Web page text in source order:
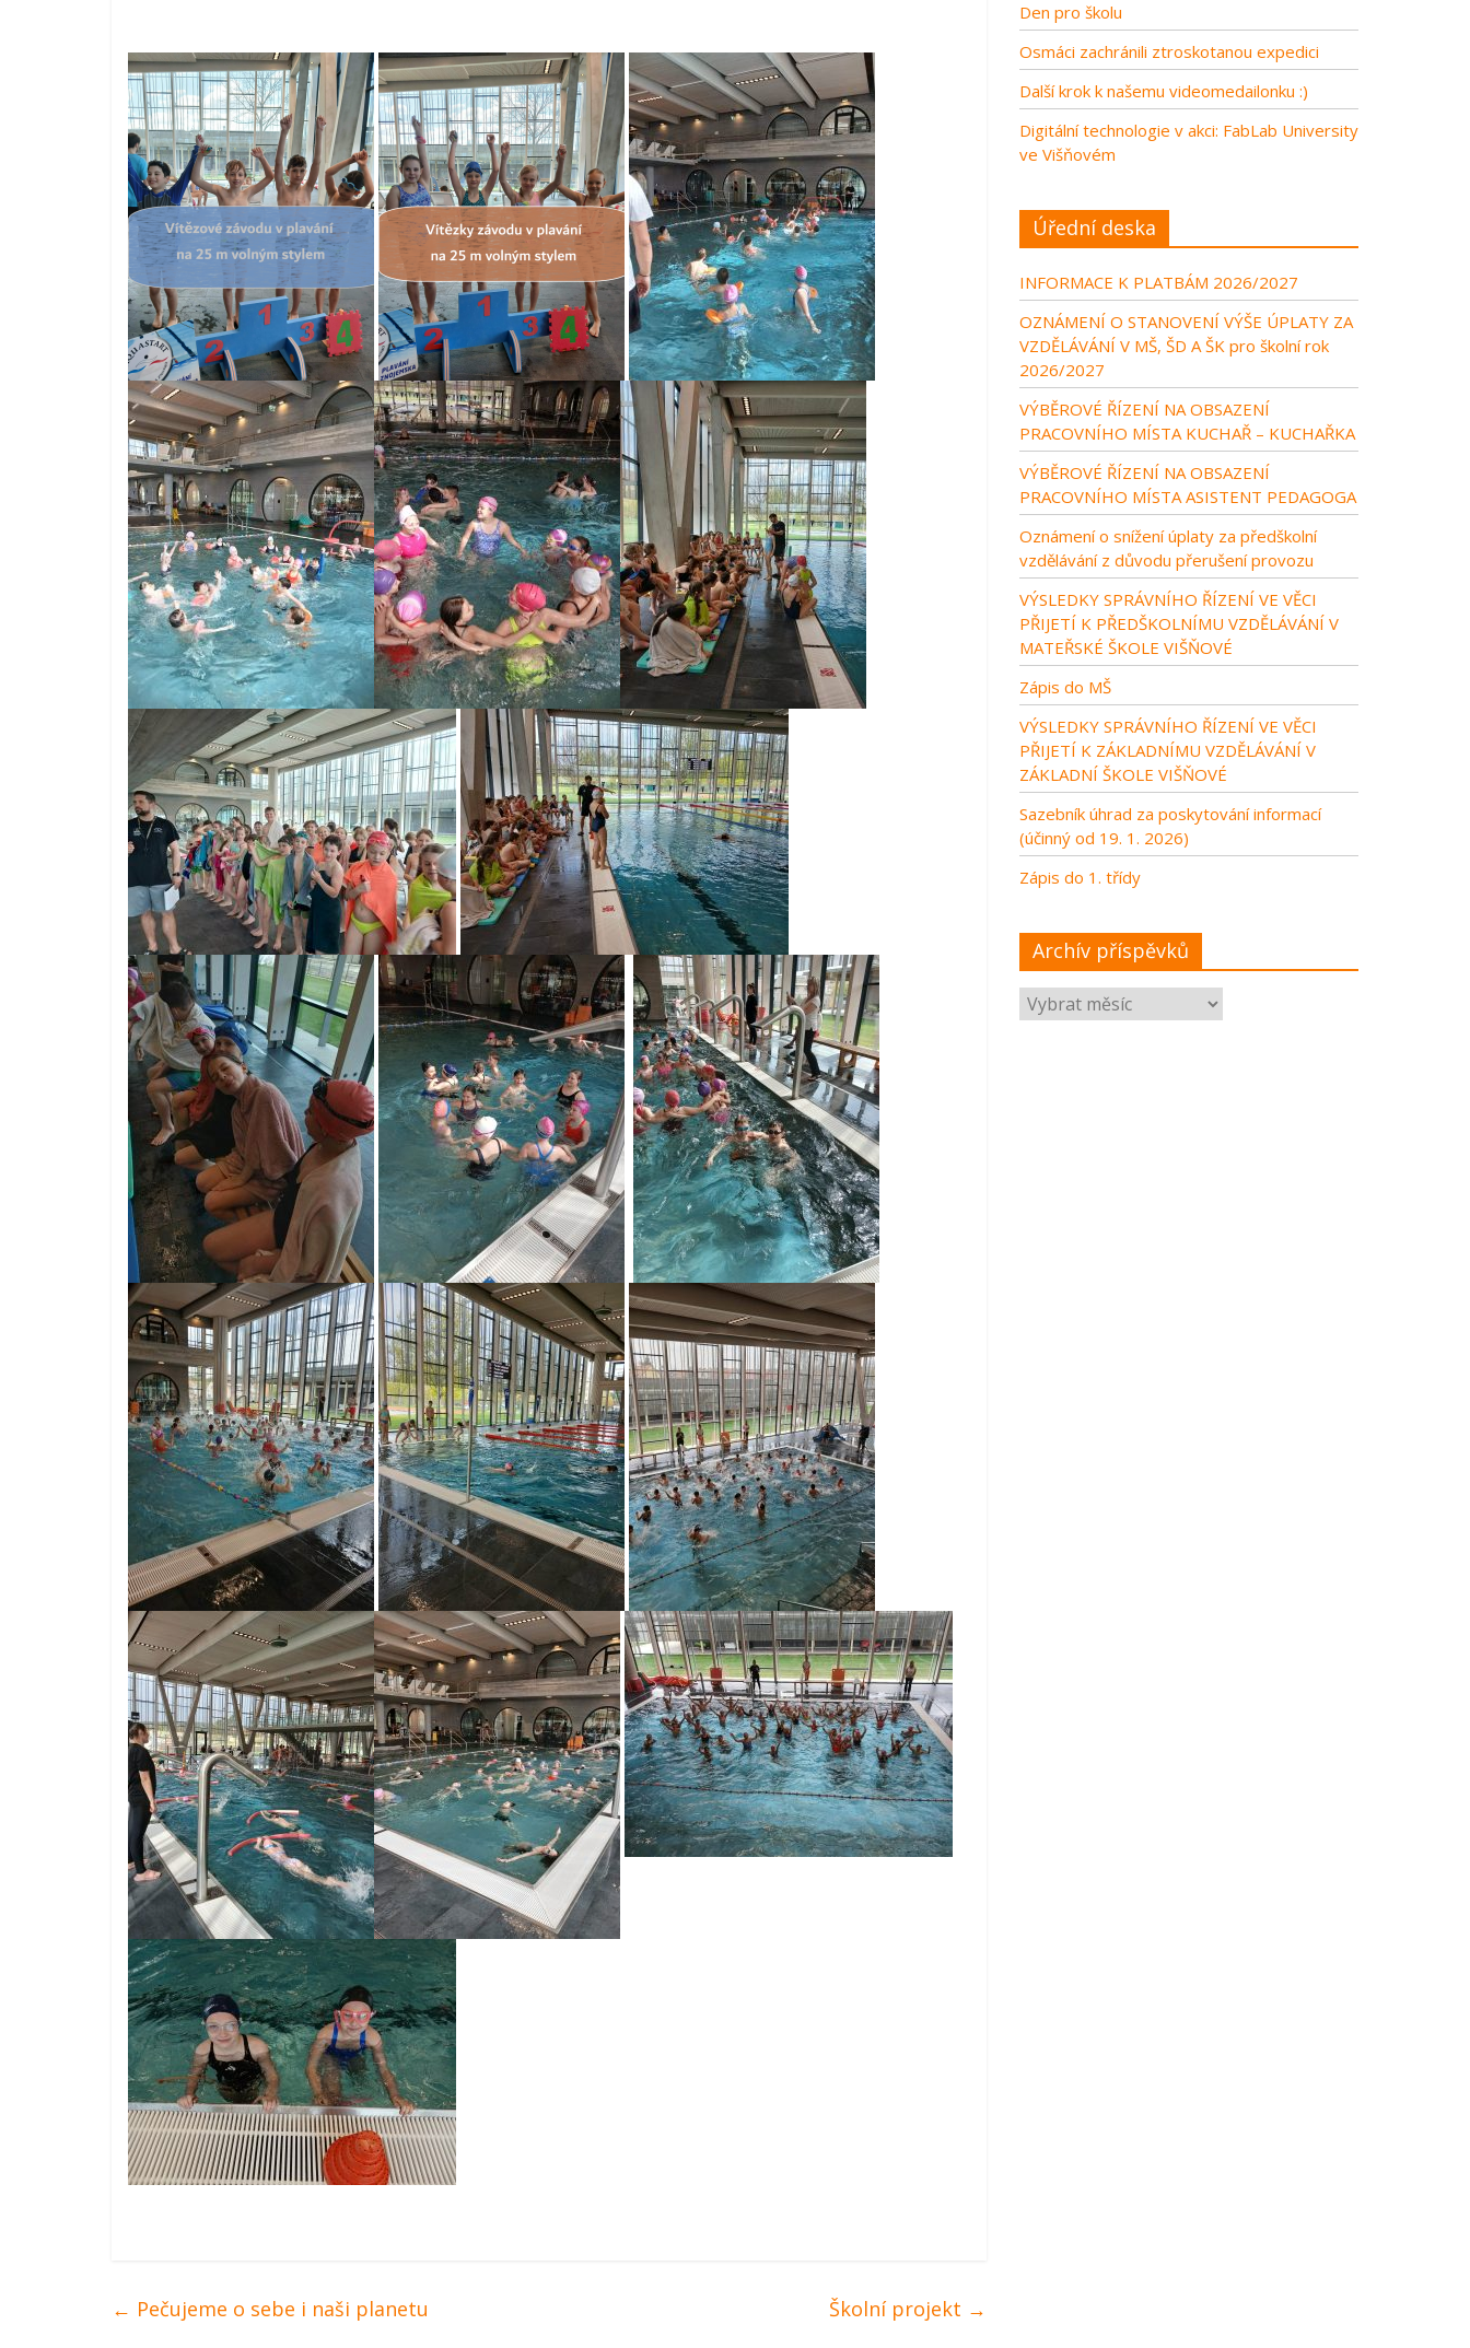
← Pečujeme o sebe i naši planetu Školní projekt →
Den pro školu
Osmáci zachránili ztroskotanou expedici
Další krok k našemu videomedailonku :)
Digitální technologie v akci: FabLab University
ve Višňovém
Úřední deska
INFORMACE K PLATBÁM 2026/2027
OZNÁMENÍ O STANOVENÍ VÝŠE ÚPLATY ZA
VZDĚLÁVÁNÍ V MŠ, ŠD A ŠK pro školní rok
2026/2027
VÝBĚROVÉ ŘÍZENÍ NA OBSAZENÍ
PRACOVNÍHO MÍSTA KUCHAŘ – KUCHAŘKA
VÝBĚROVÉ ŘÍZENÍ NA OBSAZENÍ
PRACOVNÍHO MÍSTA ASISTENT PEDAGOGA
Oznámení o snížení úplaty za předškolní
vzdělávání z důvodu přerušení provozu
VÝSLEDKY SPRÁVNÍHO ŘÍZENÍ VE VĚCI
PŘIJETÍ K PŘEDŠKOLNÍMU VZDĚLÁVÁNÍ V
MATEŘSKÉ ŠKOLE VIŠŇOVÉ
Zápis do MŠ
VÝSLEDKY SPRÁVNÍHO ŘÍZENÍ VE VĚCI
PŘIJETÍ K ZÁKLADNÍMU VZDĚLÁVÁNÍ V
ZÁKLADNÍ ŠKOLE VIŠŇOVÉ
Sazebník úhrad za poskytování informací
(účinný od 19. 1. 2026)
Zápis do 1. třídy
Archív příspěvků